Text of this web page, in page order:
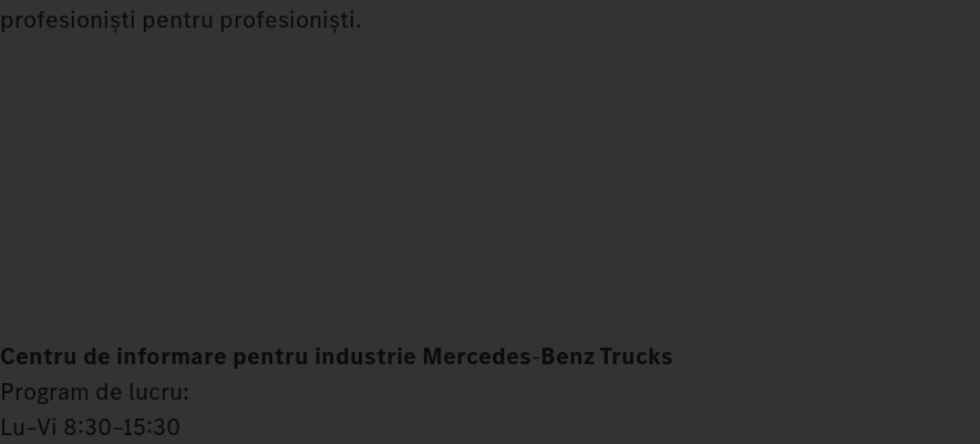
profesioniști pentru profesioniști.
Centru de informare pentru industrie Mercedes‑Benz Trucks
Program de lucru:
Lu–Vi 8:30–15:30